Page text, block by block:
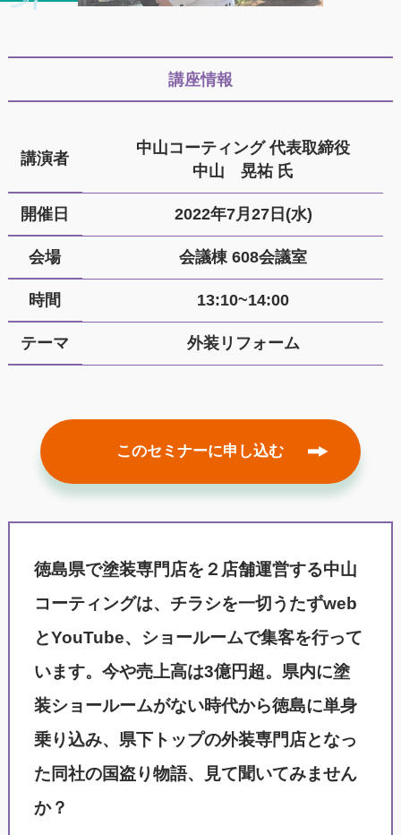
講座情報
講演者
中山コーティング 代表取締役
中山 晃祐 氏
開催日 2022年7月27日(水)
会場 会議棟 608会議室
時間 13:10~14:00
テーマ 外装リフォーム
このセミナーに申し込む
徳島県で塗装専門店を２店舗運営する中山
コーティングは、チラシを一切うたずweb
とYouTube、ショールームで集客を行って
います。今や売上高は3億円超。県内に塗
装ショールームがない時代から徳島に単身
乗り込み、県下トップの外装専門店となっ
た同社の国盗り物語、見て聞いてみません
か？